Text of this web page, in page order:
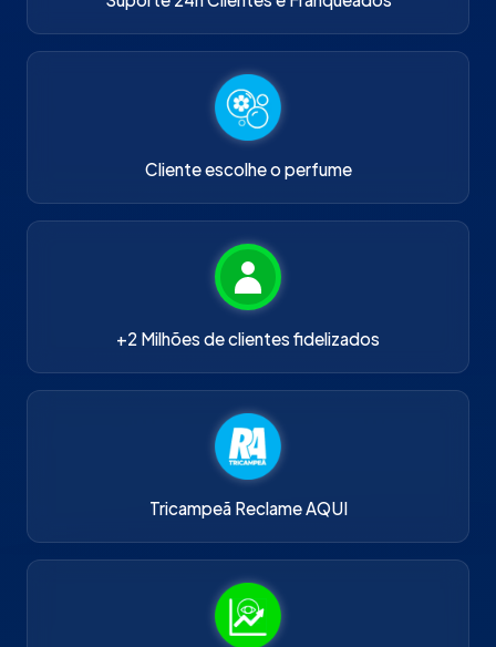
Cliente escolhe o perfume
+2 Milhões de clientes fidelizados
Tricampeã Reclame AQUI